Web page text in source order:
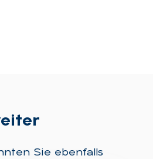
Sie ebenfalls